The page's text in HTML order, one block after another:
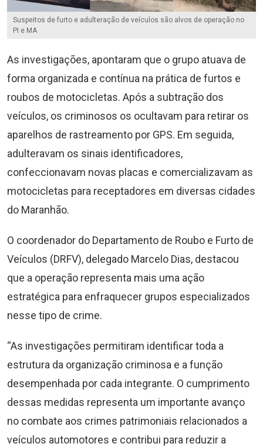
Suspeitos de furto e adulteração de veículos são alvos de operação no
PI e MA
As investigações, apontaram que o grupo atuava de
forma organizada e contínua na prática de furtos e
roubos de motocicletas. Após a subtração dos
veículos, os criminosos os ocultavam para retirar os
aparelhos de rastreamento por GPS. Em seguida,
adulteravam os sinais identificadores,
confeccionavam novas placas e comercializavam as
motocicletas para receptadores em diversas cidades
do Maranhão.
O coordenador do Departamento de Roubo e Furto de
Veículos (DRFV), delegado Marcelo Dias, destacou
que a operação representa mais uma ação
estratégica para enfraquecer grupos especializados
nesse tipo de crime.
“As investigações permitiram identificar toda a
estrutura da organização criminosa e a função
desempenhada por cada integrante. O cumprimento
dessas medidas representa um importante avanço
no combate aos crimes patrimoniais relacionados a
veículos automotores e contribui para reduzir a